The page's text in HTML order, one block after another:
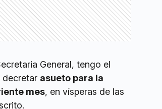
General, tengo el
decretar asueto para la
mes, en vísperas de las